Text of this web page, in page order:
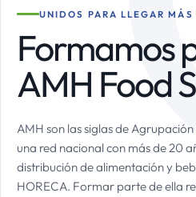
UNIDOS PARA LLEGAR MÁS
Formamos
AMH Food
AMH son las siglas de
una red nacional con más de 20
distribución de alimentación y
HORECA. Formar parte de ella